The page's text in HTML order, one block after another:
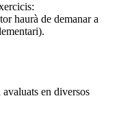
haurà de demanar a
avaluats en diversos